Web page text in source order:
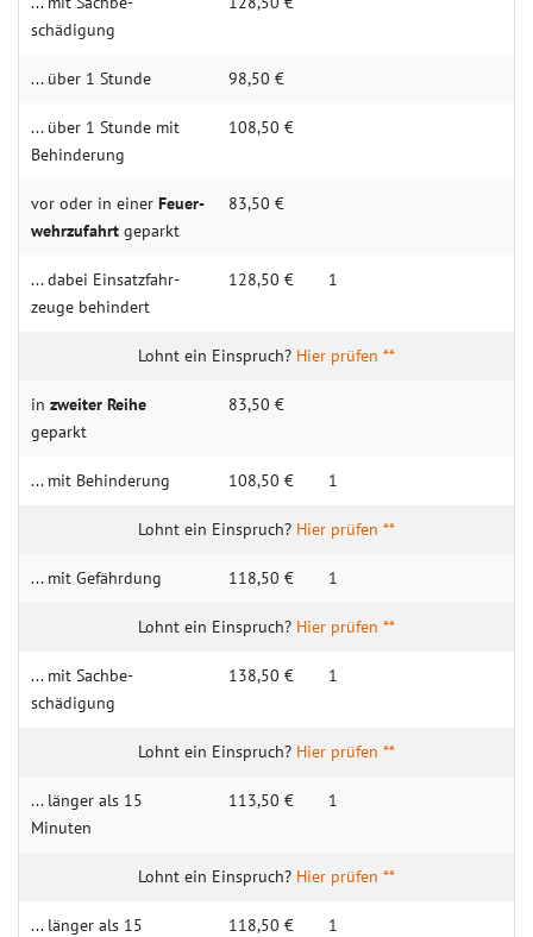
schädigung
... über 1 Stunde 98,50 €
... über 1 Stunde mit
Behin­­derung
108,50 €
vor oder in einer Feuer­­
wehrzu­­fahrt geparkt
83,50 €
... dabei Einsatz­­­fahr­­
zeuge behindert
128,50 € 1
Hier prüfen **
in zweiter Reihe
geparkt
83,50 €
... mit Behin­derung 108,50 € 1
Hier prüfen **
... mit Gefähr­dung 118,50 € 1
Hier prüfen **
... mit Sachbe­
schädigung
138,50 € 1
Hier prüfen **
... länger als 15
Minuten
113,50 € 1
Hier prüfen **
... länger als 15
118,50 € 1